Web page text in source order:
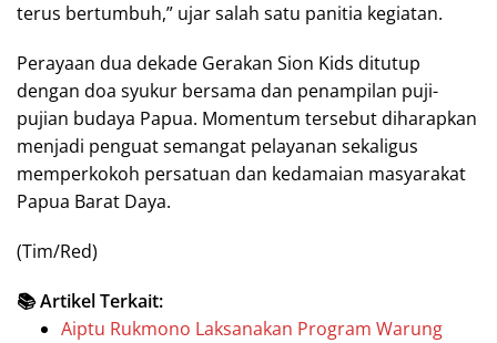
terus bertumbuh,” ujar salah satu panitia kegiatan.
Perayaan dua dekade Gerakan Sion Kids ditutup
dengan doa syukur bersama dan penampilan puji-
pujian budaya Papua. Momentum tersebut diharapkan
menjadi penguat semangat pelayanan sekaligus
memperkokoh persatuan dan kedamaian masyarakat
Papua Barat Daya.
(Tim/Red)
📚 Artikel Terkait:
Aiptu Rukmono Laksanakan Program Warung